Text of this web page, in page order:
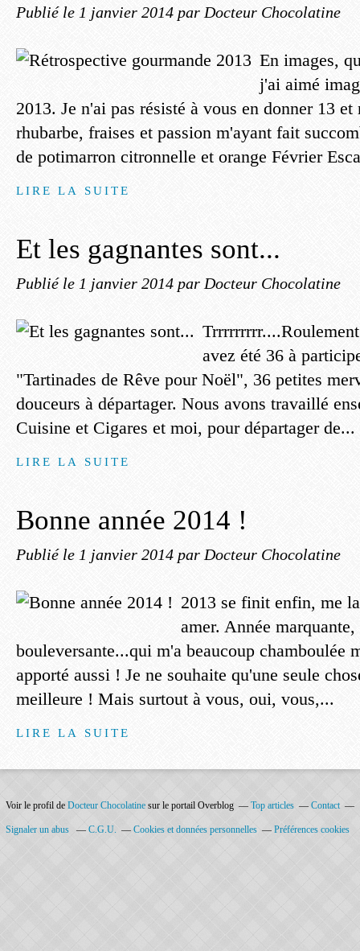
Publié le 1 janvier 2014 par Docteur Chocolatine
En images,
j'ai aimé
2013. Je n'ai pas résisté à vous en donner 13
rhubarbe, fraises et passion m'ayant fait
de potimarron citronnelle et orange Février
LIRE LA SUITE
Et les gagnantes sont...
Publié le 1 janvier 2014 par Docteur Chocolatine
avez été 36 à
"Tartinades de Rêve pour Noël", 36 petites
douceurs à départager. Nous avons travaillé
Cuisine et Cigares et moi, pour départager de...
LIRE LA SUITE
Bonne année 2014 !
Publié le 1 janvier 2014 par Docteur Chocolatine
2013 se finit enfin, me
amer. Année
bouleversante...qui m'a beaucoup chamboulée
apporté aussi ! Je ne souhaite qu'une seule
meilleure ! Mais surtout à vous, oui, vous,...
LIRE LA SUITE
Voir le profil de Docteur Chocolatine sur le portail Overblog Top articles Contact
Signaler un abus C.G.U. Cookies et données personnelles Préférences cookies